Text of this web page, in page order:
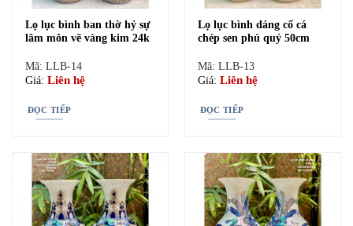
Bình hoa bàn thờ vẽ bát tiên
: Hoạ tiết bát tiên thể hiện được
cuộc sống nhẹ nhàng, cuộc sống hạnh phúc như tiên mà con cháu
Lọ lục bình ban thờ hỷ sự
lâm môn vẽ vàng kim 24k
Mã: LLB-14
Giá:Liên hệ
ĐỌC TIẾP
Lọ lục bình dáng cổ cá
chép sen phú quý 50cm
Mã: LLB-13
Giá:Liên hệ
ĐỌC TIẾP